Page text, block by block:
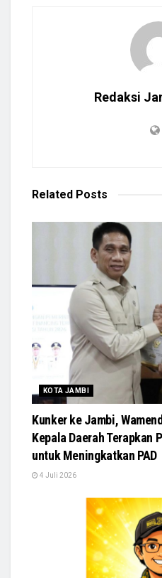
Redaksi
Related Posts
KOTA JAMBI
Kunker ke Jambi,
Kepala Daerah Terapkan
untuk Meningkatkan PAD
4 Juli 2026